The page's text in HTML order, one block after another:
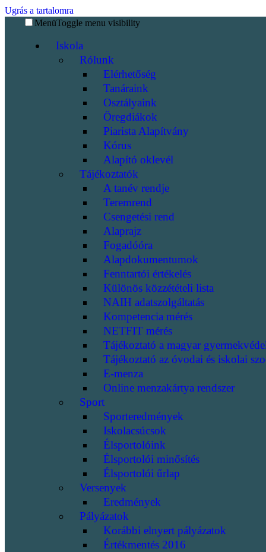
Ugrás a tartalomra
MenüToggle menu visibility
Iskola
Rólunk
Elérhetőség
Tanáraink
Osztályaink
Öregdiákok
Piarista Alapítvány
Kórus
Alapító oklevél
Tájékoztatók
A tanév rendje
Teremrend
Csengetési rend
Alaprajz
Fogadóóra
Alapdokumentumok
Fenntartói értékelés
Különös közzétételi lista
NAIH adatszolgáltatás
Kompetencia mérés
NETFIT mérés
Tájékoztató a magyar
Tájékoztató az óvodai és iskolai
E-menza
Online menzakártya rendszer
Sport
Sporteredmények
Iskolacsúcsok
Élsportolóink
Élsportolói minősítés
Élsportolói űrlap
Versenyek
Eredmények
Pályázatok
Korábbi elnyert pályázatok
Értékmentés 2016